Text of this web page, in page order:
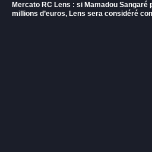
Mercato RC Lens : si Mamadou Sangaré
millions d’euros, Lens sera considéré